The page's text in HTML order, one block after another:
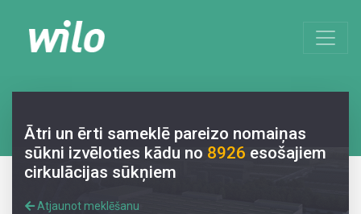
Ātri un ērti sameklē pareizo nomaiņas
sūkni izvēloties kādu no 8926 esošajiem
cirkulācijas sūkņiem
Atjaunot meklēšanu